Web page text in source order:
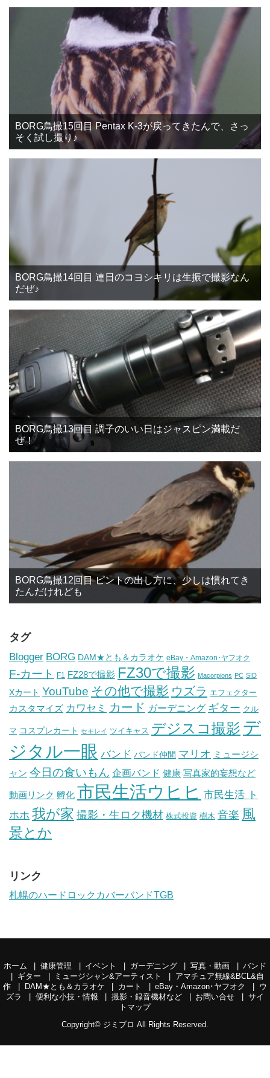
BORG鳥撮15回目 Pentax K-3が戻ってきたんで、さっ
そく試し撮り♪
BORG鳥撮14回目 連日のコヨシキリは生振で撮影なん
だぜ♪
BORG鳥撮13回目 調子のいい日はジャスピン満載だ
ぜ！
BORG鳥撮12回目 ピントの出し方に、少しは慣れてき
たんだけれども
タグ
Blogger BORG DAM★とも＆カラオケ eBay・Amazon･ヤフオク
F-カート F1 FZ28で撮影 FZ30で撮影 Macorpions PC SID
Xカート YouTube その他で撮影 ウズラ エフェクター
カスタマイズ カワセミ カード ガーデニング ギター クル
マ コスプレカート セキレイ ツイキャス デジスコ撮影 デ
ジタル一眼 バンド バンド仲間 マリオ ミュージシ
ャン 今日の食いもん 企画バンド 健康 写真家的妄想など
動画リンク 孵化 市民生活ウヒヒ 市民生活 ト
ホホ 我が家 撮影・生ロク機材 株式投資 樹木 音楽 風
景とか
リンク
札幌のハードロックカバーバンドTGB
ホーム 健康管理 イベント ガーデニング 写真・動画
バンド
ギター
ミュージシャン&アーティスト
アマチュア無線&BCL&自
作
DAM★とも＆カラオケ カート eBay・Amazon･ヤフオク
ウ
ズラ
便利な小技・情報 撮影・録音機材など お問い合せ
サイ
トマップ
Copyright© ジミブロ All Rights Reserved.